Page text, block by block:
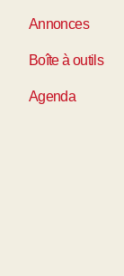
Annonces
Boîte à outils
Agenda